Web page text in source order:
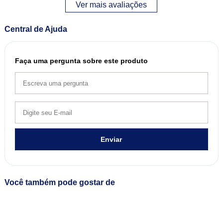
Ver mais avaliações
Central de Ajuda
Faça uma pergunta sobre este produto
Enviar
Você também pode gostar de